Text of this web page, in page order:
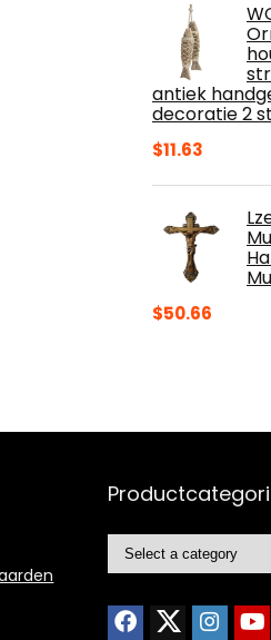
antiek
decoratie 2
$11.63
$50.66